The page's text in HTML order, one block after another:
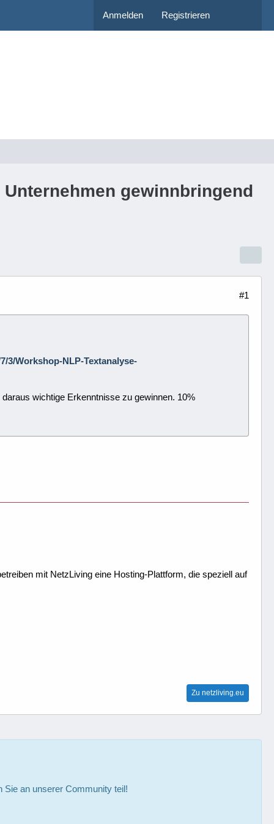
Anmelden Registrieren
gewinnbringend
#1
3/Workshop-NLP-Textanalyse-
wichtige Erkenntnisse zu gewinnen. 10%
mit NetzLiving eine Hosting-Plattform, die speziell auf
Zu netzliving.eu
Sie an unserer Community teil!